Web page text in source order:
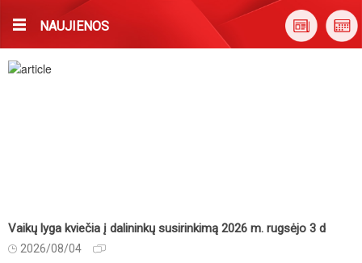
NAUJIENOS
Vaikų lyga kviečia į dalininkų susirinkimą 2026 m. rugsėjo 3 d
2026/08/04